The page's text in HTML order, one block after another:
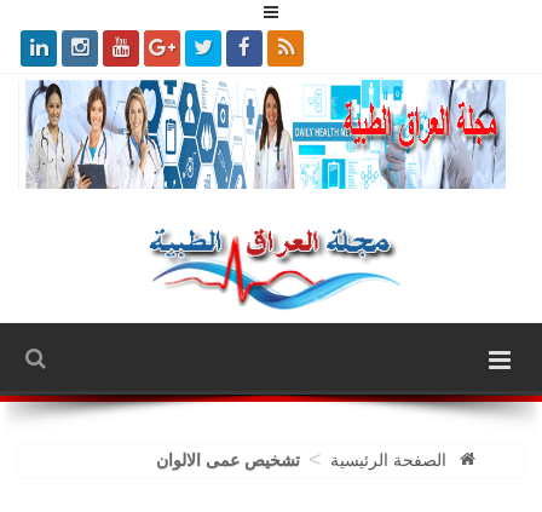
الصفحة الرئيسية > تشخيص عمى الالوان